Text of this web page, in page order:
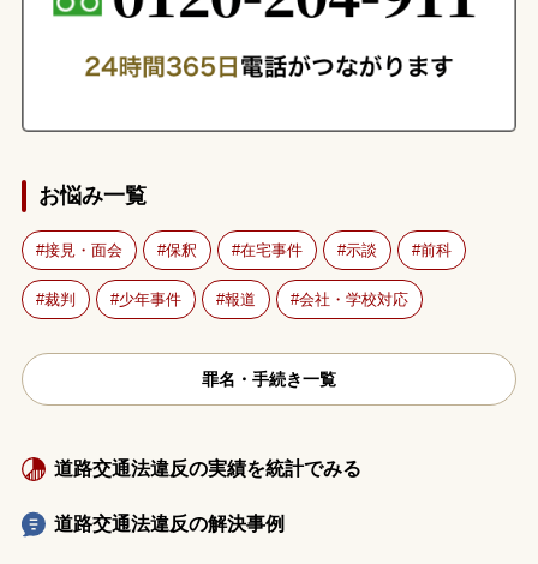
お悩み一覧
接見・面会 保釈 在宅事件 示談 前科
裁判 少年事件 報道 会社・学校対応
罪名・手続き一覧
道路交通法違反の実績を統計でみる
道路交通法違反の解決事例